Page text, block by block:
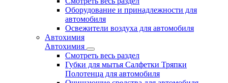
Оборудование и принадлежности для
автомобиля
Освежители воздуха для автомобиля
Автохимия
Автохимия
Смотреть весь раздел
Губки для мытья Салфетки Тряпки
Полотенца для автомобиля